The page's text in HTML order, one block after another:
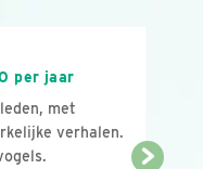
per jaar
met
verhalen.